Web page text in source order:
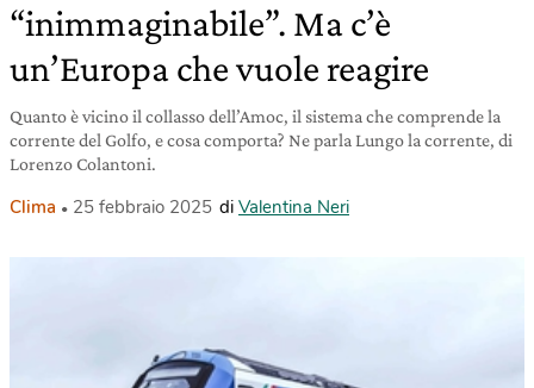
“inimmaginabile”. Ma c’è
un’Europa che vuole reagire
Quanto è vicino il collasso dell’Amoc, il sistema che comprende la
corrente del Golfo, e cosa comporta? Ne parla Lungo la corrente, di
Lorenzo Colantoni.
Clima 25 febbraio 2025 di Valentina Neri